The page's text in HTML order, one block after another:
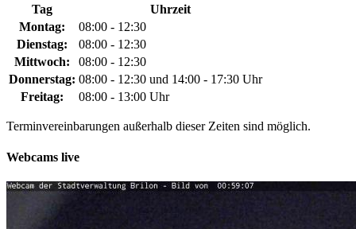
Tag
Uhrzeit
Montag:
08:00 - 12:30
Dienstag:
08:00 - 12:30
Mittwoch:
08:00 - 12:30
Donnerstag: 08:00 - 12:30 und 14:00 - 17:30 Uhr
Freitag:
08:00 - 13:00 Uhr
Terminvereinbarungen außerhalb dieser Zeiten sind möglich.
Webcams live